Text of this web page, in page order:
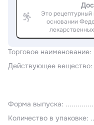
Торговое наименование:
Действующее вещество:
Форма выпуска:
Количество в упаковке:
Это рецептурный
основании